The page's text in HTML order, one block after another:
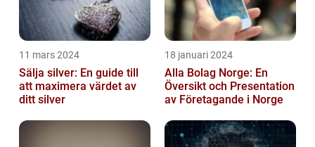
11 mars 2024
Sälja silver: En guide till
att maximera värdet av
ditt silver
18 januari 2024
Alla Bolag Norge: En
Översikt och Presentation
av Företagande i Norge